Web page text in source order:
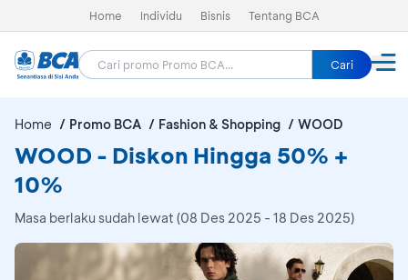
Home Individu Bisnis Tentang BCA
Cari
Home Promo BCA Fashion & Shopping WOOD
WOOD - Diskon Hingga 50% +
10%
Masa berlaku sudah lewat (08 Des 2025 - 18 Des 2025)